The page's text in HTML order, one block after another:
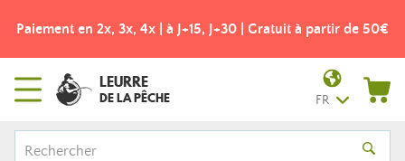
Paiement en 2x, 3x, 4x | à J+15, J+30 | Gratuit à partir de 50€
LEURRE
DE LA PÊCHE FR